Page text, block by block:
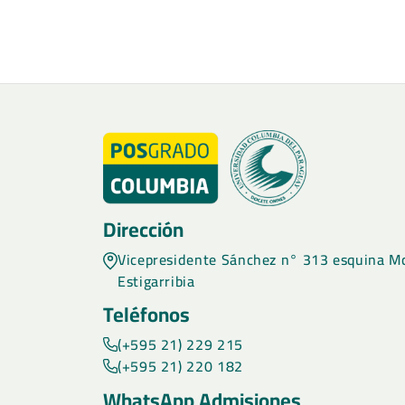
Dirección
Vicepresidente Sánchez n° 313 esquina
Estigarribia
Teléfonos
(+595 21) 229 215
(+595 21) 220 182